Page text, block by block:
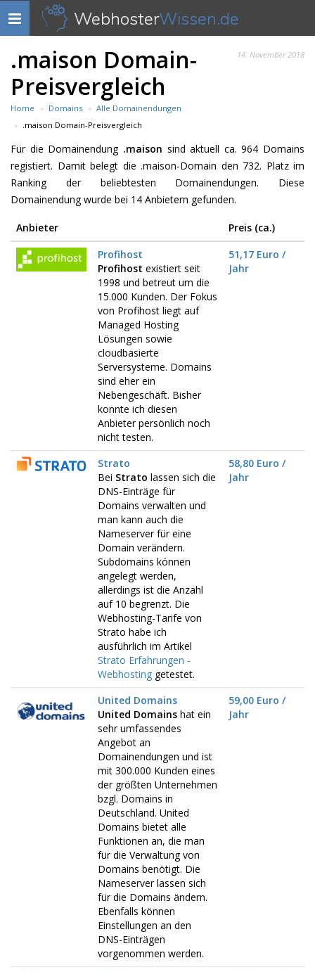
Navigation
anzeigen
WebhosterWissen.de
14. November 2018
.maison Domain-
Preisvergleich
Home Domains
Alle Domainendungen
.maison Domain-Preisvergleich
Für die Domainendung .maison sind aktuell ca. 964 Domains
registiert. Damit belegt die .maison-Domain den 732. Platz im
Ranking der beliebtesten Domainendungen. Diese
Domainendung wurde bei 14 Anbietern gefunden.
Anbieter
Preis (ca.)
Profihost
Profihost existiert seit
1998 und betreut um die
15.000 Kunden. Der Fokus
von Profihost liegt auf
Managed Hosting
Lösungen sowie
cloudbasierte
Serversysteme. Domains
sind eher ein
Nebengeschäft. Bisher
konnte ich diesen
Anbieter persönlich noch
nicht testen.
51,17 Euro /
Jahr
Strato
Bei Strato lassen sich die
DNS-Einträge für
Domains verwalten und
man kann auch die
Nameserver für eine
Domain verändern.
Subdomains können
angelegt werden,
allerdings ist die Anzahl
auf 10 begrenzt. Die
Webhosting-Tarife von
Strato habe ich
ausführlich im Artikel
Strato Erfahrungen -
Webhosting getestet.
58,80 Euro /
Jahr
United Domains
United Domains hat ein
sehr umfassendes
Angebot an
Domainendungen und ist
mit 300.000 Kunden eines
der größten Unternehmen
bzgl. Domains in
Deutschland. United
Domains bietet alle
Funktionen an, die man
für die Verwaltung von
Domains benötigt. Die
Nameserver lassen sich
für die Domains ändern.
Ebenfalls können
Einstellungen an den
DNS-Einträgen
vorgenommen werden.
59,00 Euro /
Jahr